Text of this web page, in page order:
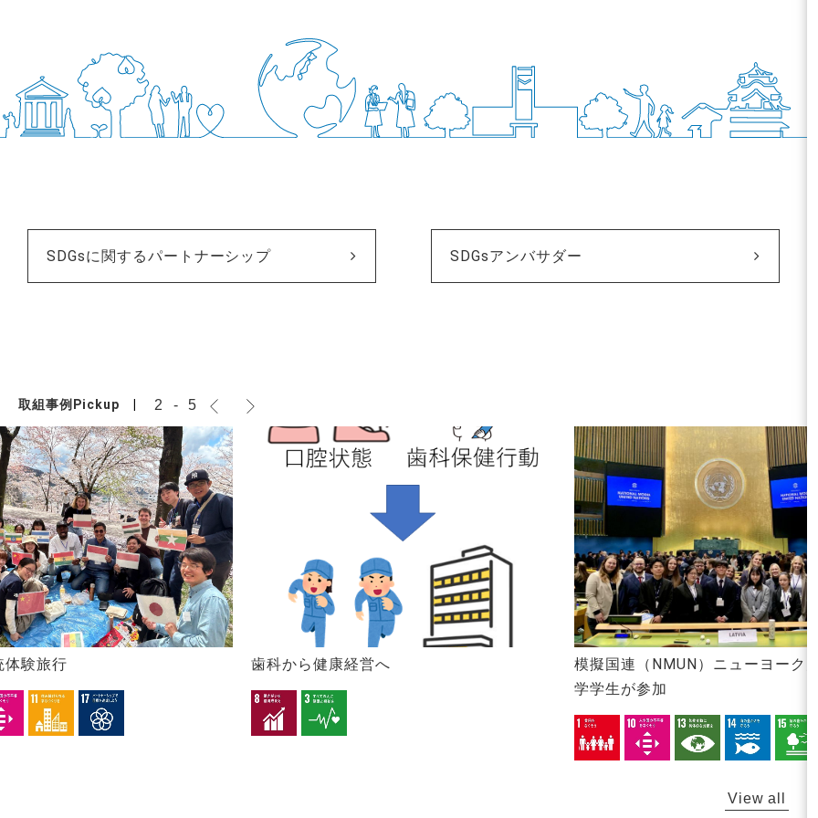
SDGsに関するパートナーシップ SDGsアンバサダー
取組事例Pickup 2 - 5
体験旅行 歯科から健康経営へ
模擬国連（NMUN）ニューヨーク大
学学生が参加
View all